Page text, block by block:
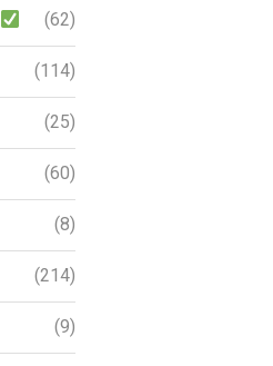
(62)
(114)
(25)
(60)
(8)
(214)
(9)